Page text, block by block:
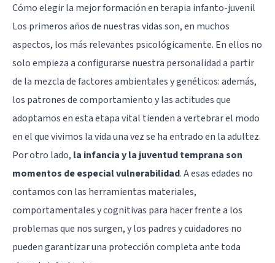
Cómo elegir la mejor formación en terapia infanto-juvenil
Los primeros años de nuestras vidas son, en muchos
aspectos, los más relevantes psicológicamente. En ellos no
solo empieza a configurarse nuestra personalidad a partir
de la mezcla de factores ambientales y genéticos: además,
los patrones de comportamiento y las actitudes que
adoptamos en esta etapa vital tienden a vertebrar el modo
en el que vivimos la vida una vez se ha entrado en la adultez.
Por otro lado, la infancia y la juventud temprana son
momentos de especial vulnerabilidad. A esas edades no
contamos con las herramientas materiales,
comportamentales y cognitivas para hacer frente a los
problemas que nos surgen, y los padres y cuidadores no
pueden garantizar una protección completa ante toda